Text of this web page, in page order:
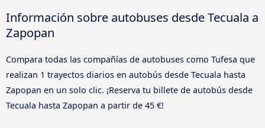
Información sobre autobuses desde Tecuala a
Zapopan
Compara todas las compañías de autobuses como Tufesa que
realizan 1 trayectos diarios en autobús desde Tecuala hasta
Zapopan en un solo clic. ¡Reserva tu billete de autobús desde
Tecuala hasta Zapopan a partir de 45 €!